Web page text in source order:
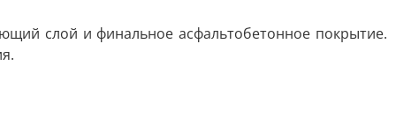
слой и финальное асфальтобетонное покрытие.